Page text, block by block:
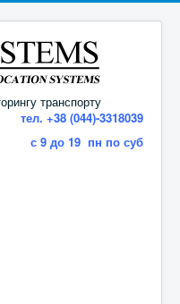
транспорту
тел. +38 (044)-3318039
с 9 до 19 пн по суб